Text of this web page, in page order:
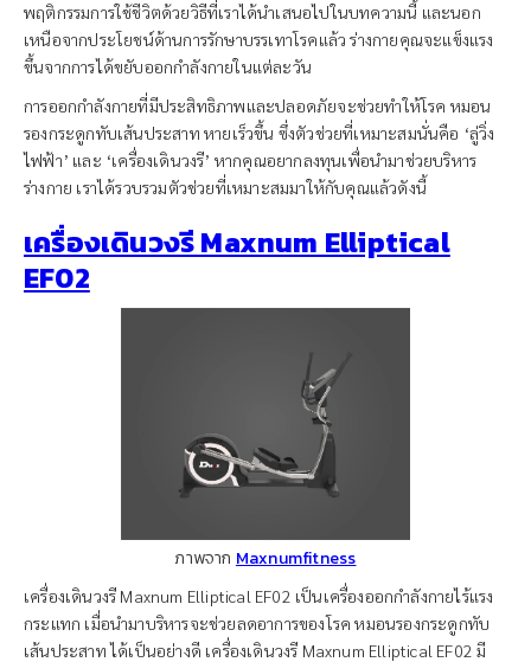
พฤติกรรมการใช้ชีวิตด้วยวิธีที่เราได้นำเสนอไปในบทความนี้ และนอก
เหนือจากประโยชน์ด้านการรักษาบรรเทาโรคแล้ว ร่างกายคุณจะแข็งแรง
ขึ้นจากการได้ขยับออกกำลังกายในแต่ละวัน
การออกกำลังกายที่มีประสิทธิภาพและปลอดภัยจะช่วยทำให้โรค หมอน
รองกระดูกทับเส้นประสาท หายเร็วขึ้น ซึ่งตัวช่วยที่เหมาะสมนั่นคือ ‘ลู่วิ่ง
ไฟฟ้า’ และ ‘เครื่องเดินวงรี’ หากคุณอยากลงทุนเพื่อนำมาช่วยบริหาร
ร่างกาย เราได้รวบรวมตัวช่วยที่เหมาะสมมาให้กับคุณแล้วดังนี้
เครื่องเดินวงรี Maxnum Elliptical
EF02
ภาพจาก Maxnumfitness
เครื่องเดินวงรี Maxnum Elliptical EF02 เป็นเครื่องออกกำลังกายไร้แรง
กระแทก เมื่อนำมาบริหารจะช่วยลดอาการของโรค หมอนรองกระดูกทับ
เส้นประสาท ได้เป็นอย่างดี เครื่องเดินวงรี Maxnum Elliptical EF02 มี